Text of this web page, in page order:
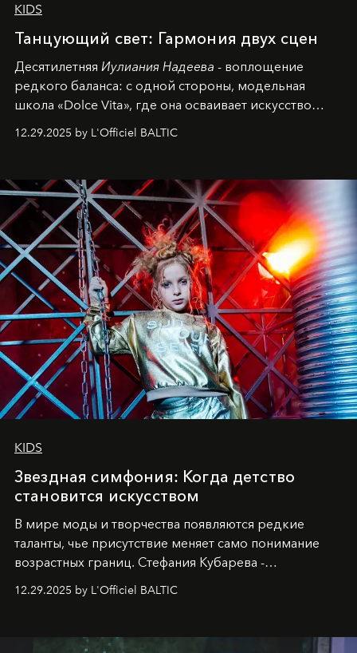
KIDS
Танцующий свет: Гармония двух сцен
Десятилетняя Иулиания Надеева - воплощение
редкого баланса: с одной стороны, модельная
школа «Dolce Vita», где она осваивает искусство
балетная студия при хореографическом училище,
танцевального пути за плечами.
12.29.2025 by L'Officiel BALTIC
KIDS
Звездная симфония: Когда детство
становится искусством
В мире моды и творчества появляются редкие
таланты, чье присутствие меняет само понимание
возрастных границ. Стефания Кубарева -
харизмы, чье имя уже украшает обложки
2025
и LUXIA June 2025, представляет собой
12.29.2025 by L'Officiel BALTIC